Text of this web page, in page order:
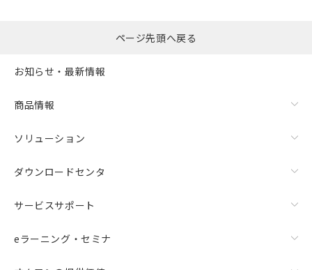
ページ先頭へ戻る
お知らせ・最新情報
商品情報
ソリューション
ダウンロードセンタ
サービスサポート
eラーニング・セミナ